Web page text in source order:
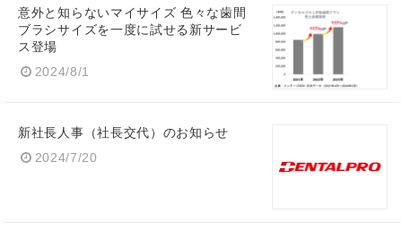
意外と知らないマイサイズ 色々な歯間
ブラシサイズを一度に試せる新サービ
ス登場
2024/8/1
新社長人事（社長交代）のお知らせ
2024/7/20